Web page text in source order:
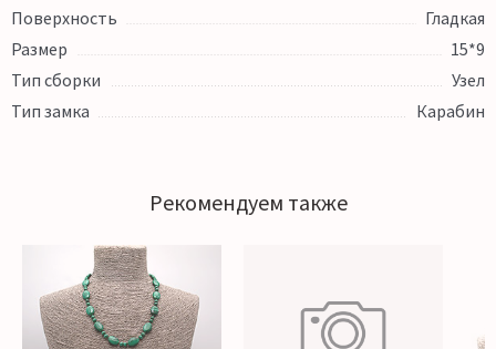
Поверхность
Гладкая
Размер
15*9
Тип сборки
Узел
Тип замка
Карабин
Рекомендуем также